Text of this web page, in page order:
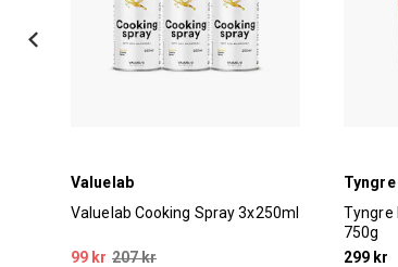
Valuelab
Valuelab Cooking Spray 3x250ml
99 kr 207 kr
Tyngre
Tyngre
750g
299 kr